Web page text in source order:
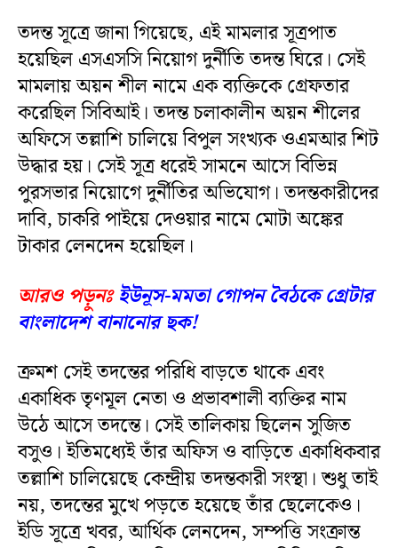
তদন্ত সূত্রে জানা গিয়েছে, এই মামলার সূত্রপাত
হয়েছিল এসএসসি নিয়োগ দুর্নীতি তদন্ত ঘিরে। সেই
মামলায় অয়ন শীল নামে এক ব্যক্তিকে গ্রেফতার
করেছিল সিবিআই। তদন্ত চলাকালীন অয়ন শীলের
অফিসে তল্লাশি চালিয়ে বিপুল সংখ্যক ওএমআর শিট
উদ্ধার হয়। সেই সূত্র ধরেই সামনে আসে বিভিন্ন
পুরসভার নিয়োগে দুর্নীতির অভিযোগ। তদন্তকারীদের
দাবি, চাকরি পাইয়ে দেওয়ার নামে মোটা অঙ্কের
টাকার লেনদেন হয়েছিল।
আরও পড়ুনঃ ইউনূস-মমতা গোপন বৈঠকে গ্রেটার
বাংলাদেশ বানানোর ছক!
ক্রমশ সেই তদন্তের পরিধি বাড়তে থাকে এবং
একাধিক তৃণমূল নেতা ও প্রভাবশালী ব্যক্তির নাম
উঠে আসে তদন্তে। সেই তালিকায় ছিলেন সুজিত
বসুও। ইতিমধ্যেই তাঁর অফিস ও বাড়িতে একাধিকবার
তল্লাশি চালিয়েছে কেন্দ্রীয় তদন্তকারী সংস্থা। শুধু তাই
নয়, তদন্তের মুখে পড়তে হয়েছে তাঁর ছেলেকেও।
ইডি সূত্রে খবর, আর্থিক লেনদেন, সম্পত্তি সংক্রান্ত